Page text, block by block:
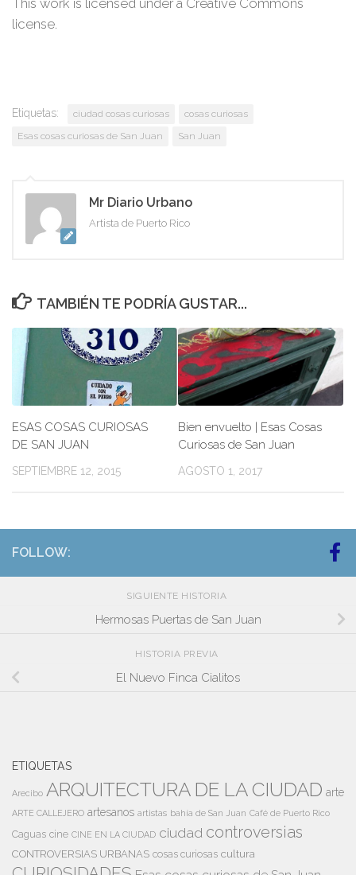
This work is licensed under a Creative Commons
license.
Etiquetas: ciudad cosas curiosas
cosas curiosas
Esas cosas curiosas de San Juan
San Juan
Mr Diario Urbano
Artista de Puerto Rico
TAMBIÉN TE PODRÍA GUSTAR...
ESAS COSAS CURIOSAS
DE SAN JUAN
SEPTIEMBRE 12, 2015
Bien envuelto | Esas Cosas
Curiosas de San Juan
AGOSTO 1, 2017
FOLLOW:
SIGUIENTE HISTORIA
Hermosas Puertas de San Juan
HISTORIA PREVIA
El Nuevo Finca Cialitos
ETIQUETAS
Arecibo ARQUITECTURA DE LA CIUDAD arte
ARTE CALLEJERO artesanos artistas bahía de San Juan Café de Puerto Rico
Caguas cine CINE EN LA CIUDAD ciudad controversias
CONTROVERSIAS URBANAS cosas curiosas cultura